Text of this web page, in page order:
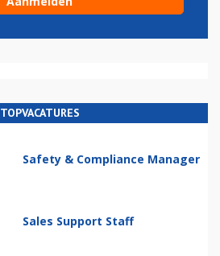
TOPVACATURES
Safety & Compliance Manager
Sales Support Staff